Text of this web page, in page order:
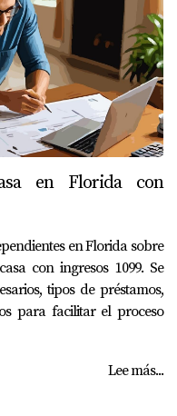
en Florida con
en Florida sobre
con ingresos 1099. Se
tipos de préstamos,
para facilitar el proceso
Lee más...